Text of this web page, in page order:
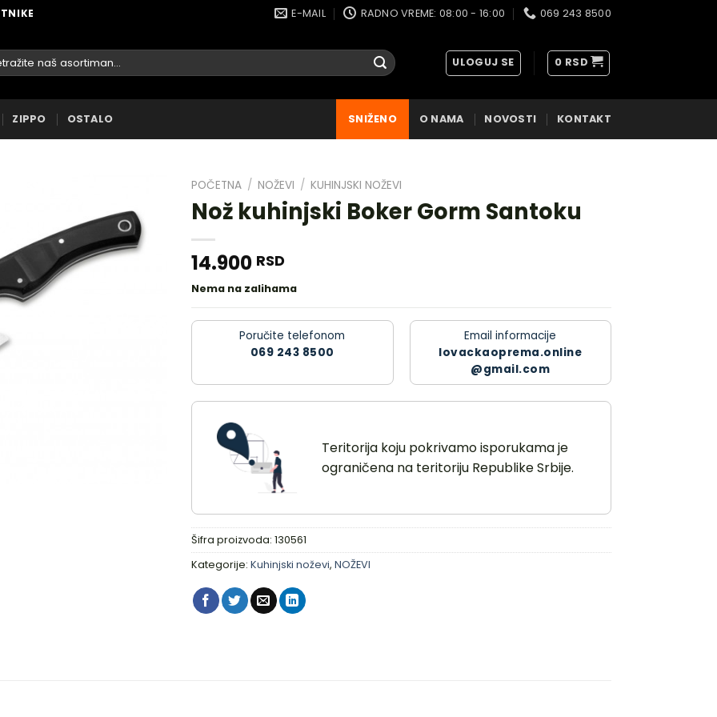
E-MAIL RADNO VREME: 08:00 - 16:00 069 243 8500
ULOGUJ SE 0 RSD
ZIPPO OSTALO SNIŽENO O NAMA NOVOSTI KONTAKT
DODAJ
POČETNA / NOŽEVI / KUHINJSKI NOŽEVI
Nož kuhinjski Boker Gorm Santoku
14.900 RSD
Nema na zalihama
Poručite telefonom
069 243 8500
Email informacije
lovackaoprema.online
@gmail.com
Teritorija koju pokrivamo isporukama je
ograničena na teritoriju Republike Srbije.
Šifra proizvoda: 130561
Kategorije: Kuhinjski noževi, NOŽEVI